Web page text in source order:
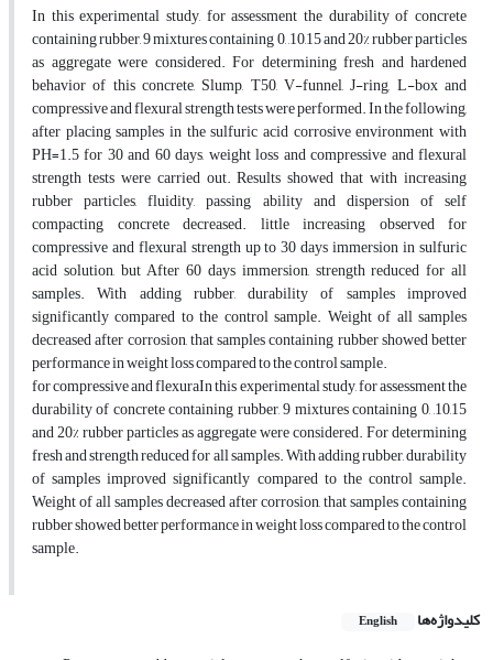
In this experimental study, for assessment the durability of concrete
containing rubber, 9 mixtures containing 0, ,10,15 and 20% rubber particles
as aggregate were considered. For determining fresh and hardened
behavior of this concrete, Slump, T50, V-funnel, J-ring, L-box and
compressive and flexural strength tests were performed. In the following,
after placing samples in the sulfuric acid corrosive environment with
PH=1.5 for 30 and 60 days, weight loss and compressive and flexural
strength tests were carried out. Results showed that with increasing
rubber particles, fluidity, passing ability and dispersion of self
compacting concrete decreased. little increasing observed for
compressive and flexural strength up to 30 days immersion in sulfuric
acid solution, but After 60 days immersion, strength reduced for all
samples. With adding rubber, durability of samples improved
significantly compared to the control sample. Weight of all samples
decreased after corrosion, that samples containing rubber showed better
performance in weight loss compared to the control sample.
for compressive and flexuraIn this experimental study, for assessment the
durability of concrete containing rubber, 9 mixtures containing 0, ,10,15
and 20% rubber particles as aggregate were considered. For determining
fresh and strength reduced for all samples. With adding rubber, durability
of samples improved significantly compared to the control sample.
Weight of all samples decreased after corrosion, that samples containing
rubber showed better performance in weight loss compared to the control
sample.
کلیدواژه‌ها English